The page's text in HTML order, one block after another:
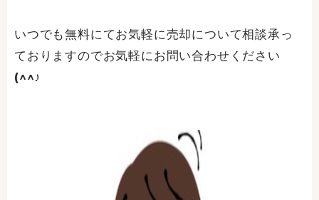
いつでも無料にてお気軽に売却について相談承っ
ておりますのでお気軽にお問い合わせください
(^^♪